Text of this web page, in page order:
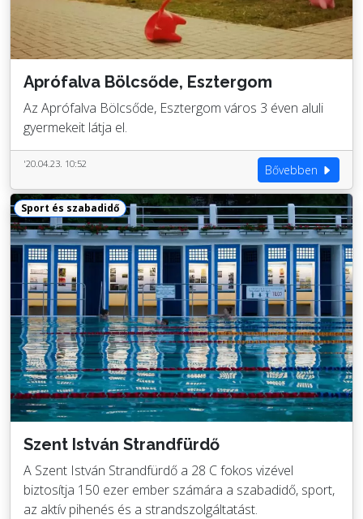
Aprófalva Bölcsőde, Esztergom
Az Aprófalva Bölcsőde, Esztergom város 3 éven aluli
gyermekeit látja el.
'20.04.23. 10:52 Bővebben
Sport és szabadidő
Szent István Strandfürdő
A Szent István Strandfürdő a 28 C fokos vizével
biztosítja 150 ezer ember számára a szabadidő, sport,
az aktív pihenés és a strandszolgáltatást.